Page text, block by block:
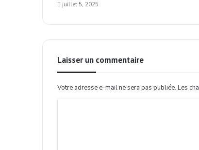
juillet 5, 2025
Laisser un commentaire
Votre adresse e-mail ne sera pas publiée. Les